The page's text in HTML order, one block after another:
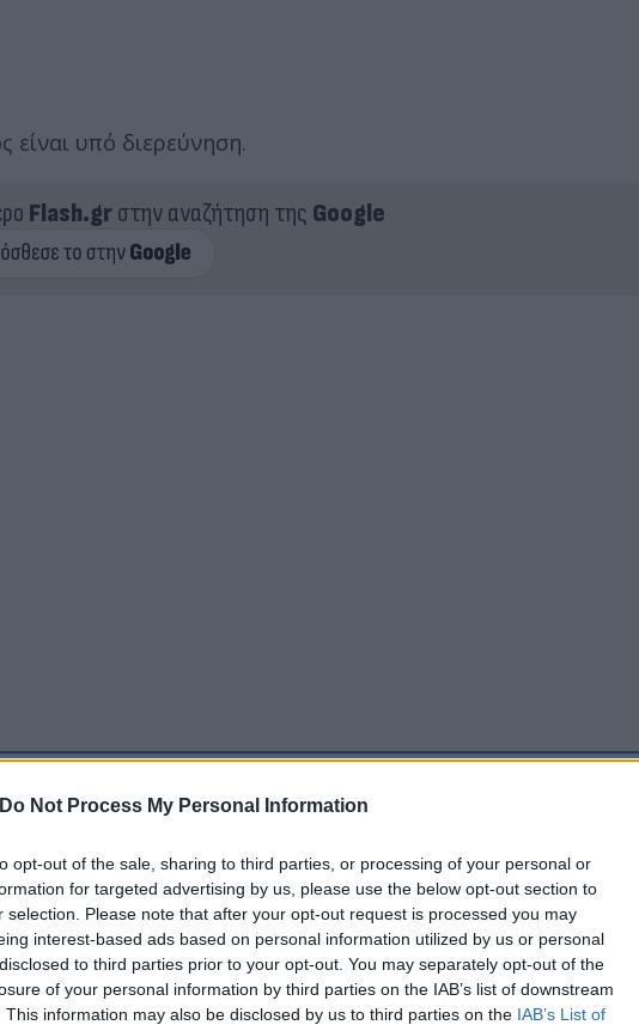
Do Not Process My Personal Information
opt-out of the sale, sharing to third parties, or processing of your personal or
for targeted advertising by us, please use the below opt-out section to
selection. Please note that after your opt-out request is processed you may
interest-based ads based on personal information utilized by us or personal
to third parties prior to your opt-out. You may separately opt-out of the
of your personal information by third parties on the IAB’s list of downstream
This information may also be disclosed by us to third parties on the IAB’s List of
είναι υπό διερεύνηση.
Flash.grστην αναζήτηση της Google
τον θεό» - Η κυρία Μέσι
στο Instagram, την
η σύντροφος του
Και οι μαϊμούδες έχουν κατοικίδια! Οι
επιστήμονες ρίχνουν φως στις
"φιλίες" μεταξύ διαφορετικών ειδών